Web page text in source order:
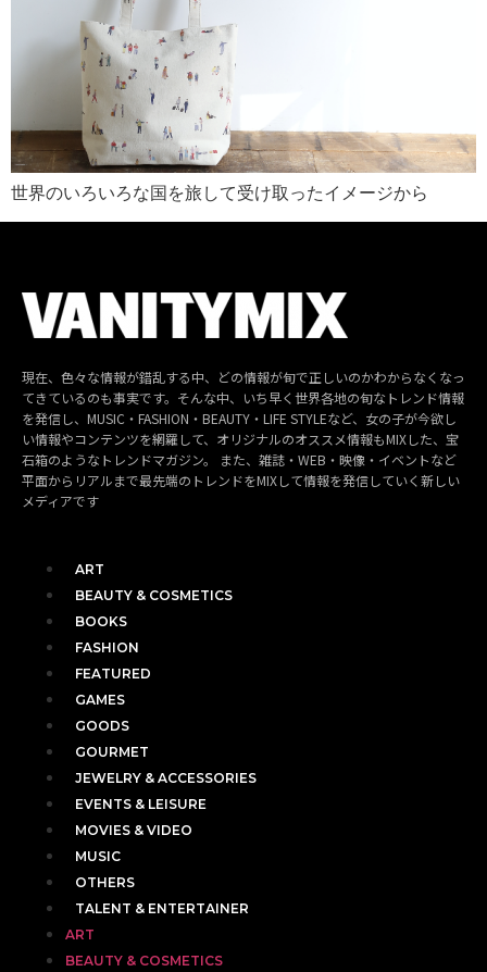
世界のいろいろな国を旅して受け取ったイメージから
現在、色々な情報が錯乱する中、どの情報が旬で正しいのかわからなくなっ
てきているのも事実です。そんな中、いち早く世界各地の旬なトレンド情報
を発信し、MUSIC・FASHION・BEAUTY・LIFE STYLEなど、女の子が今欲し
い情報やコンテンツを網羅して、オリジナルのオススメ情報もMIXした、宝
石箱のようなトレンドマガジン。 また、雑誌・WEB・映像・イベントなど
平面からリアルまで最先端のトレンドをMIXして情報を発信していく新しい
メディアです
ART
BEAUTY & COSMETICS
BOOKS
FASHION
FEATURED
GAMES
GOODS
GOURMET
JEWELRY & ACCESSORIES
EVENTS & LEISURE
MOVIES & VIDEO
MUSIC
OTHERS
TALENT & ENTERTAINER
ART
BEAUTY & COSMETICS